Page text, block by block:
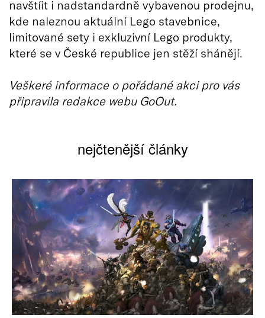
navštíit i nadstandardně vybavenou prodejnu,
kde naleznou aktuální Lego stavebnice,
limitované sety i exkluzivní Lego produkty,
které se v České republice jen stěží shánějí.
Veškeré informace o pořádané akci pro vás
připravila redakce webu GoOut.
nejčtenější články